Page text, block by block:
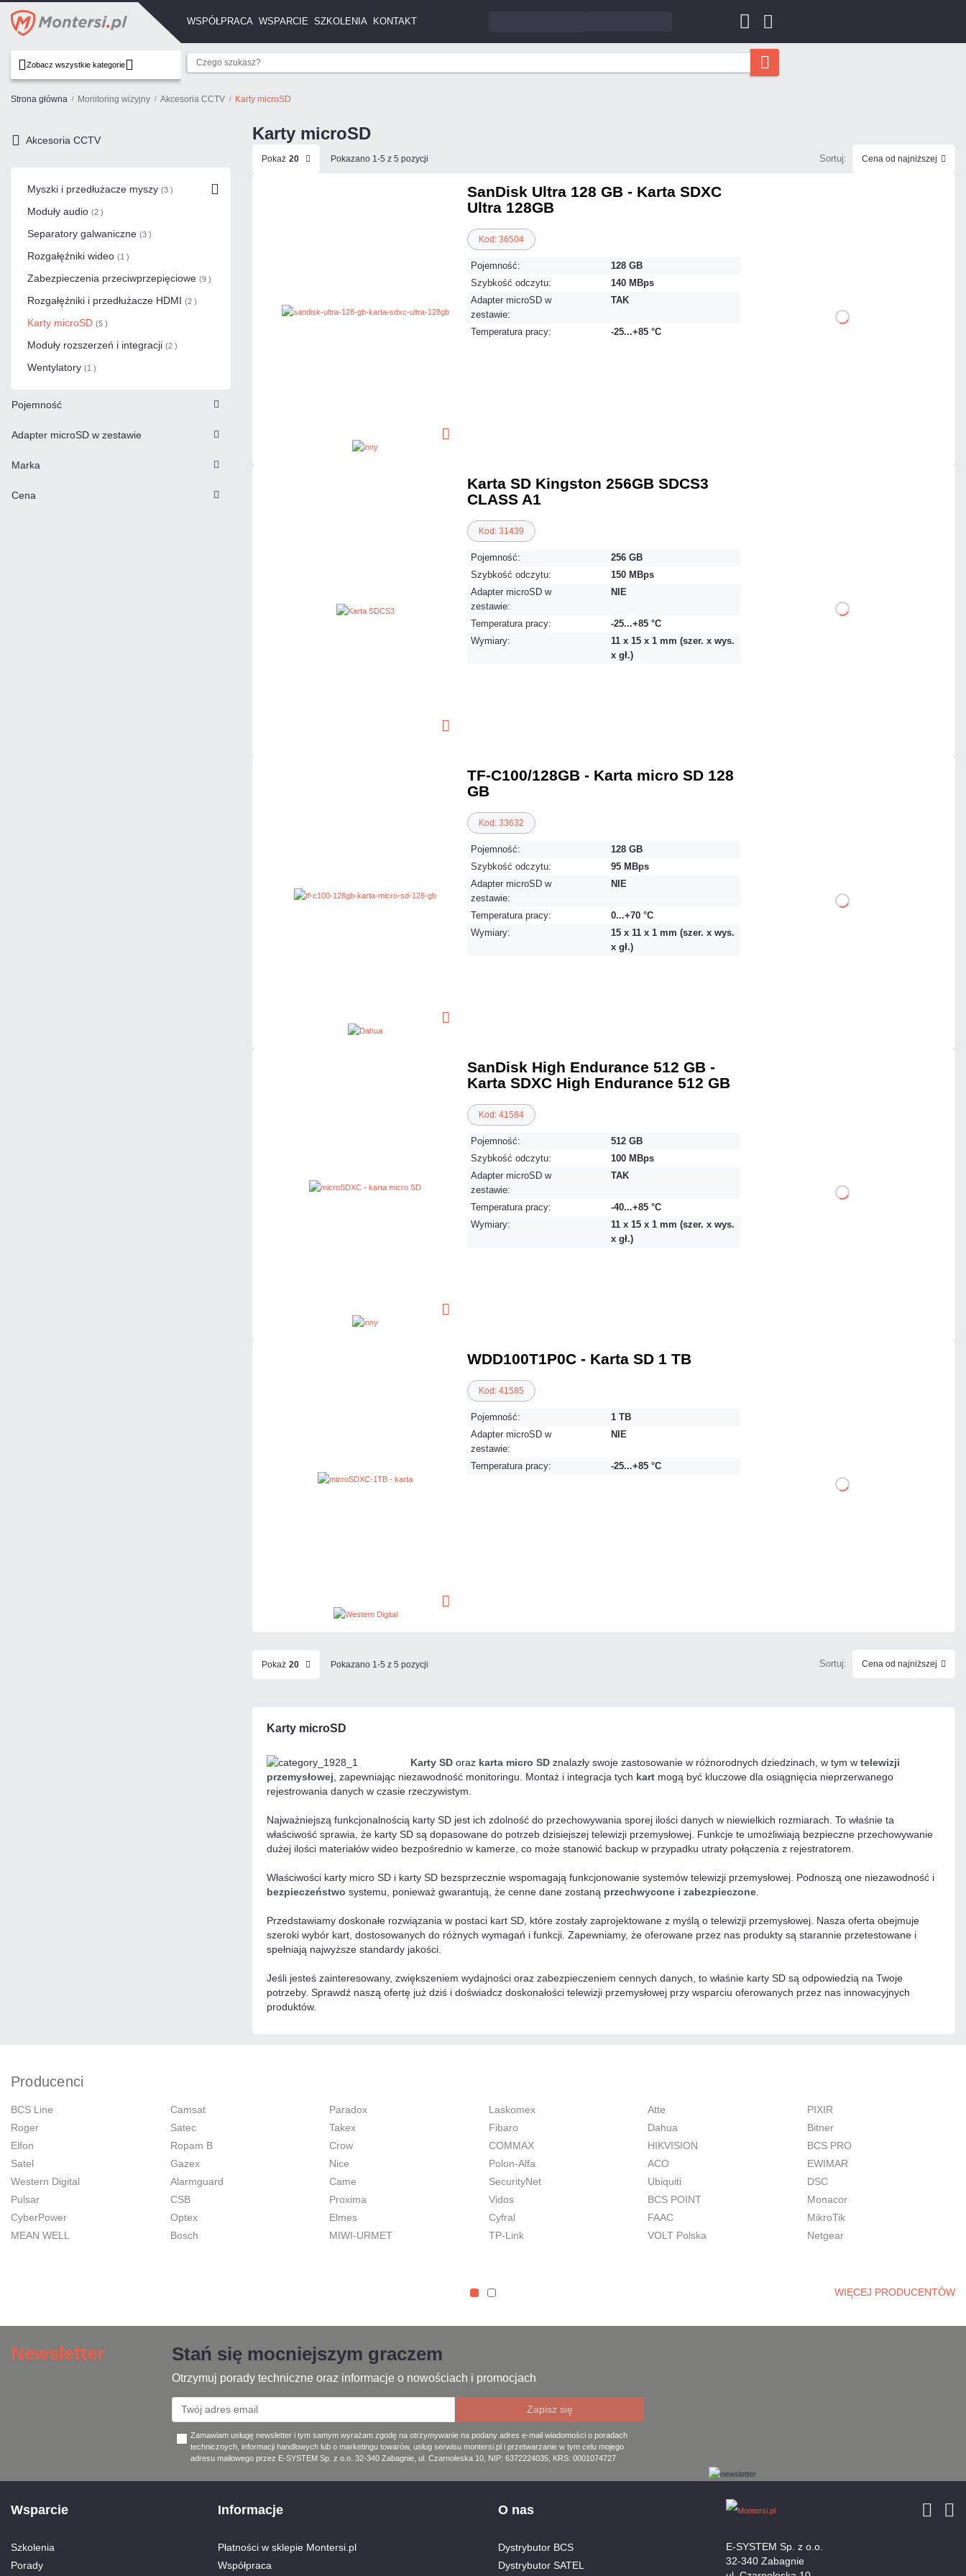
WSPÓŁPRACA WSPARCIE SZKOLENIA KONTAKT
Zobacz wszystkie kategorie
Strona główna Monitoring wizyjny Akcesoria CCTV Karty microSD
Akcesoria CCTV
Myszki i przedłużacze myszy (3 )
Moduły audio (2 )
Separatory galwaniczne (3 )
Rozgałęźniki wideo (1 )
Zabezpieczenia przeciwprzepięciowe (9 )
Rozgałęźniki i przedłużacze HDMI (2 )
Karty microSD (5 )
Moduły rozszerzeń i integracji (2 )
Wentylatory (1 )
Pojemność
Adapter microSD w zestawie
Marka
Cena
Karty microSD
Pokaż 20 Pokazano 1-5 z 5 pozycji Sortuj: Cena od najniższej
SanDisk Ultra 128 GB - Karta SDXC
Ultra 128GB
Kod: 36504
Pojemność:
128 GB
Szybkość odczytu:
140 MBps
Adapter microSD w
zestawie:
TAK
Temperatura pracy: -25...+85 °C
DO KOSZYKA
Karta SD Kingston 256GB SDCS3
CLASS A1
Kod: 31439
Pojemność:
256 GB
Szybkość odczytu:
150 MBps
Adapter microSD w
zestawie:
NIE
Temperatura pracy:
-25...+85 °C
Wymiary:
11 x 15 x 1 mm (szer. x wys.
x gł.)
DO KOSZYKA
TF-C100/128GB - Karta micro SD 128
GB
Kod: 33632
Pojemność:
128 GB
Szybkość odczytu:
95 MBps
Adapter microSD w
zestawie:
NIE
Temperatura pracy:
0...+70 °C
Wymiary:
15 x 11 x 1 mm (szer. x wys.
x gł.)
DO KOSZYKA
SanDisk High Endurance 512 GB -
Karta SDXC High Endurance 512 GB
Kod: 41584
Pojemność:
512 GB
Szybkość odczytu:
100 MBps
Adapter microSD w
zestawie:
TAK
Temperatura pracy:
-40...+85 °C
Wymiary:
11 x 15 x 1 mm (szer. x wys.
x gł.)
DO KOSZYKA
WDD100T1P0C - Karta SD 1 TB
Kod: 41585
Pojemność:
1 TB
Adapter microSD w
zestawie:
NIE
Temperatura pracy: -25...+85 °C
DO KOSZYKA
Pokaż 20 Pokazano 1-5 z 5 pozycji Sortuj: Cena od najniższej
Karty microSD
Karty SD oraz karta micro SD znalazły swoje zastosowanie w różnorodnych dziedzinach, w tym w telewizji
przemysłowej , zapewniając niezawodność monitoringu. Montaż i integracja tych kart mogą być kluczowe dla osiągnięcia nieprzerwanego
rejestrowania danych w czasie rzeczywistym.
Najważniejszą funkcjonalnością karty SD jest ich zdolność do przechowywania sporej ilości danych w niewielkich rozmiarach. To właśnie ta
właściwość sprawia, że karty SD są dopasowane do potrzeb dzisiejszej telewizji przemysłowej. Funkcje te umożliwiają bezpieczne przechowywanie
dużej ilości materiałów wideo bezpośrednio w kamerze, co może stanowić backup w przypadku utraty połączenia z rejestratorem.
Właściwości karty micro SD i karty SD bezsprzecznie wspomagają funkcjonowanie systemów telewizji przemysłowej. Podnoszą one niezawodność i
bezpieczeństwo systemu, ponieważ gwarantują, że cenne dane zostaną przechwycone i zabezpieczone
Przedstawiamy doskonałe rozwiązania w postaci kart SD, które zostały zaprojektowane z myślą o telewizji przemysłowej. Nasza oferta obejmuje
szeroki wybór kart, dostosowanych do różnych wymagań i funkcji. Zapewniamy, że oferowane przez nas produkty są starannie przetestowane i
spełniają najwyższe standardy jakości.
Jeśli jesteś zainteresowany, zwiększeniem wydajności oraz zabezpieczeniem cennych danych, to właśnie karty SD są odpowiedzią na Twoje
potrzeby. Sprawdź naszą ofertę już dziś i doświadcz doskonałości telewizji przemysłowej przy wsparciu oferowanych przez nas innowacyjnych
produktów.
Producenci
BCS Line
Roger
Elfon
Satel
Western Digital
Pulsar
CyberPower
MEAN WELL
Camsat
Satec
Ropam B
Gazex
Alarmguard
CSB
Optex
Bosch
Paradox
Takex
Crow
Nice
Came
Proxima
Elmes
MIWI-URMET
Laskomex
Fibaro
COMMAX
Polon-Alfa
SecurityNet
Vidos
Cyfral
TP-Link
Atte
Dahua
HIKVISION
ACO
Ubiquiti
BCS POINT
FAAC
VOLT Polska
PIXIR
Bitner
BCS PRO
EWIMAR
DSC
Monacor
MikroTik
Netgear
WIĘCEJ PRODUCENTÓW
Newsletter Stań się mocniejszym graczem
Otrzymuj porady techniczne oraz informacje o nowościach i promocjach
Zamawiam usługę newsletter i tym samym wyrażam zgodę na otrzymywanie na podany adres e-mail wiadomości o poradach
technicznych, informacji handlowych lub o marketingu towarów, usług serwisu montersi.pl i przetwarzanie w tym celu mojego
adresu mailowego przez E-SYSTEM Sp. z o.o. 32-340 Zabagnie, ul. Czarnoleska 10, NIP: 6372224035, KRS: 0001074727
E-SYSTEM Sp. z o.o.
32-340 Zabagnie
Wsparcie
Szkolenia
Porady
Informacje
Płatności w sklepie Montersi.pl
Współpraca
O nas
Dystrybutor BCS
Dystrybutor SATEL